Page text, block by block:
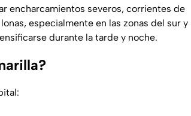
encharcamientos severos, corrientes de
especialmente en las zonas del sur y
durante la tarde y noche.